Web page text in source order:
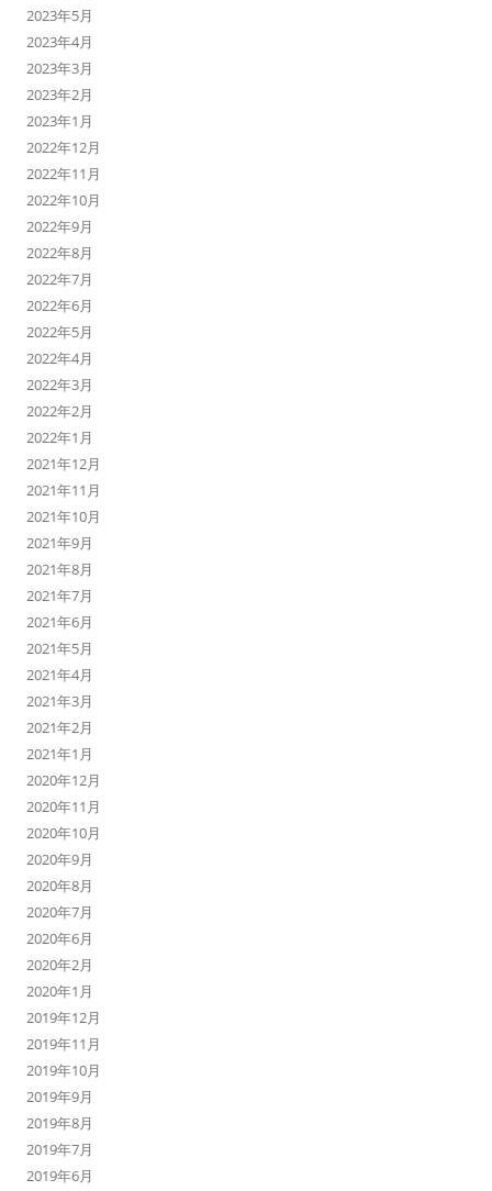
2023年5月
2023年4月
2023年3月
2023年2月
2023年1月
2022年12月
2022年11月
2022年10月
2022年9月
2022年8月
2022年7月
2022年6月
2022年5月
2022年4月
2022年3月
2022年2月
2022年1月
2021年12月
2021年11月
2021年10月
2021年9月
2021年8月
2021年7月
2021年6月
2021年5月
2021年4月
2021年3月
2021年2月
2021年1月
2020年12月
2020年11月
2020年10月
2020年9月
2020年8月
2020年7月
2020年6月
2020年2月
2020年1月
2019年12月
2019年11月
2019年10月
2019年9月
2019年8月
2019年7月
2019年6月